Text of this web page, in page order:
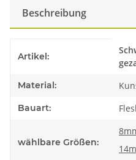
Beschreibung
Artikel:
Material:
Bauart:
wählbare Größen: